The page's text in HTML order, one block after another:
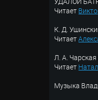
Читает
К. Д.
Читает
Л. А.
Читает
Музыка